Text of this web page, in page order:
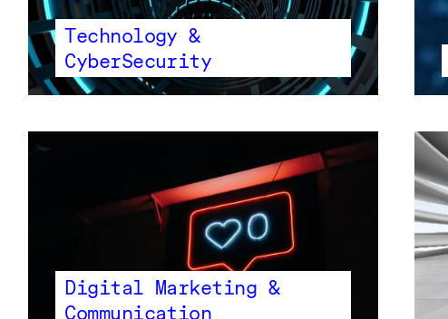
Technology &
CyberSecurity
Digital Marketing &
Communication